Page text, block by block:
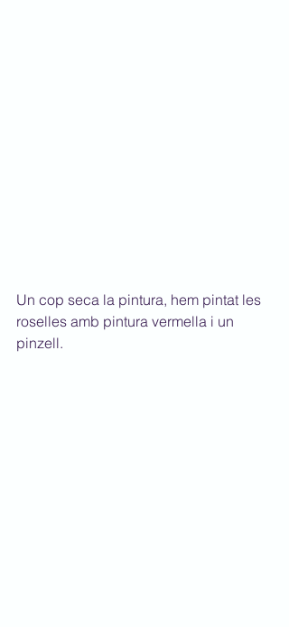
Un cop seca la pintura, hem pintat les
roselles amb pintura vermella i un
pinzell.